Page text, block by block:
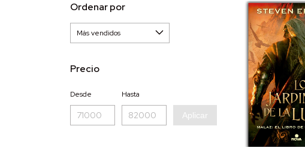
Ordenar por
Precio
Desde Hasta
Aplicar